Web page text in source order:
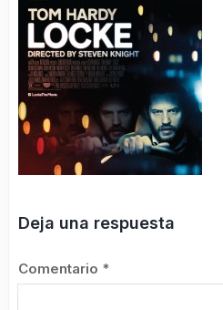
Deja una respuesta
Comentario *